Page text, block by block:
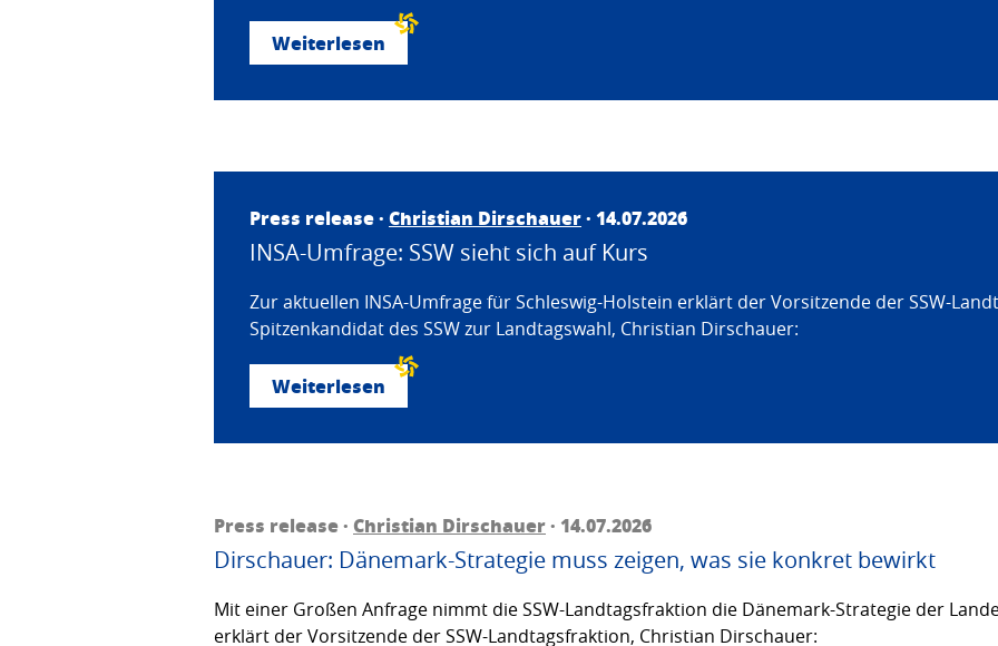
Weiterlesen
Press release · Christian Dirschauer· 14.07.2026
INSA-Umfrage: SSW sieht sich auf Kurs
Zur aktuellen INSA-Umfrage für Schleswig-Holstein erklärt der Vorsitzende der SSW-
Spitzenkandidat des SSW zur Landtagswahl, Christian Dirschauer:
Weiterlesen
Press release · Christian Dirschauer· 14.07.2026
Dirschauer: Dänemark-Strategie muss zeigen, was sie konkret bewirkt
Mit einer Großen Anfrage nimmt die SSW-Landtagsfraktion die Dänemark-Strategie der
erklärt der Vorsitzende der SSW-Landtagsfraktion, Christian Dirschauer: